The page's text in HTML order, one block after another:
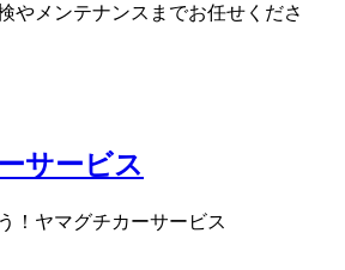
やメンテナンスまでお任せくださ
サービス
！ヤマグチカーサービス